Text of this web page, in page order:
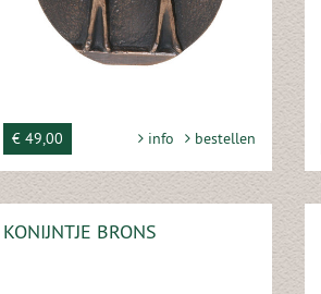
€ 49,00 info bestellen
KONIJNTJE BRONS